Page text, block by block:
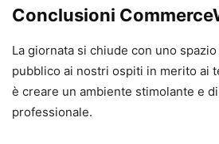
Conclusioni
La giornata si chiude con uno
pubblico ai nostri ospiti in merito ai
è creare un ambiente stimolante e
professionale.